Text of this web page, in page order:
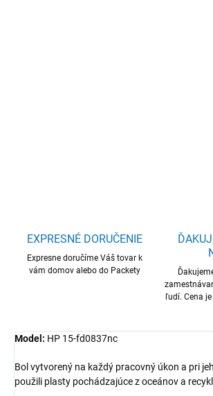
EXPRESNÉ DORUČENIE
Expresne doručíme Váš tovar k
vám domov alebo do Packety
ľudí. Cena
Model: HP 15-fd0837nc
Bol vytvorený na každý pracovný úkon a pri
použili plasty pochádzajúce z oceánov a